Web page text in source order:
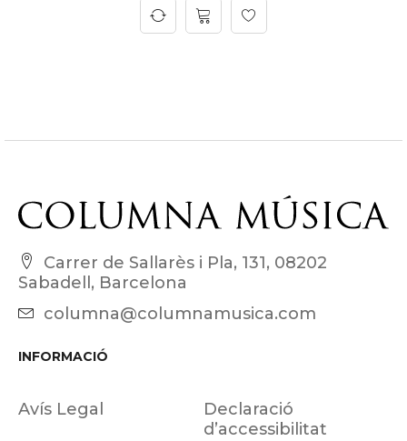
Carrer de Sallarès i Pla, 131, 08202
Sabadell, Barcelona
columna@columnamusica.com
INFORMACIÓ
Avís Legal
Declaració
d’accessibilitat